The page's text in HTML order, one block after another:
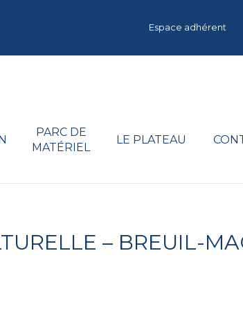
Espace adhérent
PARC DE
MATÉRIEL
LE PLATEAU
– BREUIL-